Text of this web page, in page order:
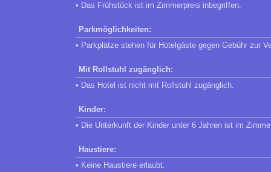
• Das Frühstück ist im Zimmerpreis inbegriffen.
Parkmöglichkeiten:
• Parkplätze stehen für Hotelgäste gegen Gebühr zur
Mit Rollstuhl zugänglich:
• Das Hotel ist nicht mit Rollstuhl zugänglich.
Kinder:
• Die Unterkunft der Kinder unter 6 Jahren ist im
Haustiere:
• Keine Haustiere erlaubt.